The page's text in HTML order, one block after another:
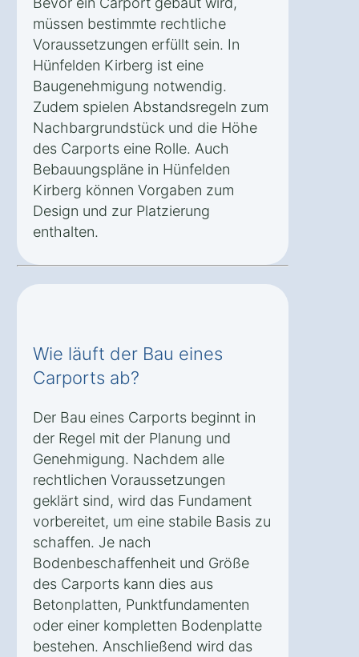
müssen bestimmte rechtliche
Voraussetzungen erfüllt sein. In
Hünfelden Kirberg ist eine
Baugenehmigung notwendig.
Zudem spielen Abstandsregeln zum
Nachbargrundstück und die Höhe
des Carports eine Rolle. Auch
Bebauungspläne in Hünfelden
Kirberg können Vorgaben zum
Design und zur Platzierung
enthalten.
Wie läuft der Bau eines
Carports ab?
Der Bau eines Carports beginnt in
der Regel mit der Planung und
Genehmigung. Nachdem alle
rechtlichen Voraussetzungen
geklärt sind, wird das Fundament
vorbereitet, um eine stabile Basis zu
schaffen. Je nach
Bodenbeschaffenheit und Größe
des Carports kann dies aus
Betonplatten, Punktfundamenten
oder einer kompletten Bodenplatte
bestehen. Anschließend wird das